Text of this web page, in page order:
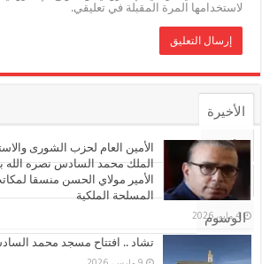
لاستخدامها المرة المقبلة في تعليقي.
الأخيرة
الأشهر
تعليقات
الوسوم
الأمين العام لحزب الشورى
الملك محمد السادس نصره الله
الأمير مولاي الحسن منسقا
المسلحة الملكية
4 مايو، 2026
تشاد .. افتتاح مسجد محمد